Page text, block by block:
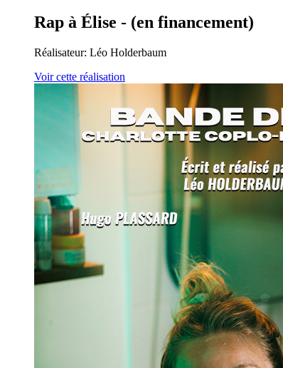
Rap à Élise - (en financement)
Réalisateur: Léo Holderbaum
Voir cette réalisation